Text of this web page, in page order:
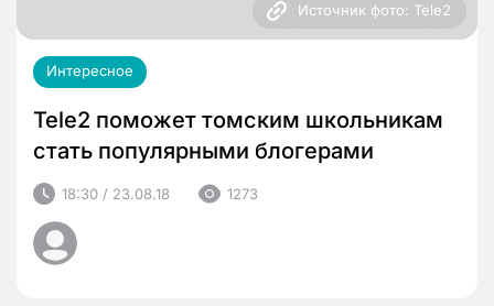
Источник фото: Tele2
Интересное
Tele2 поможет томским школьникам
стать популярными блогерами
18:30 / 23.08.18 1273